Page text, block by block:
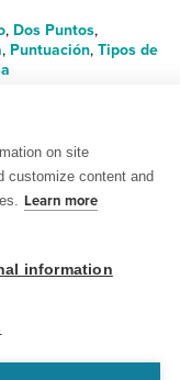
, Dos Puntos,
, Puntuación, Tipos de
reservados.
on site
customize content and
Learn more
information